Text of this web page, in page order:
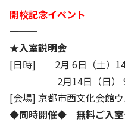
Kyoshin Digital Academy
卓越した安全・安心を目指
基本方針
安全と安心への取り組み
安全・安心にお通いいただ
開校記念イベント
―――――――――――――
★入室説明会
[日時] 2月 6日（土）14
2月14日（日） 9
[会場] 京都市西文化会館ウ
◆同時開催◆ 無料ご入室